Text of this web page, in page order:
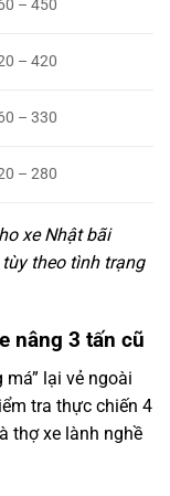
– 450
– 420
– 330
– 280
xe Nhật bãi
theo tình trạng
nâng 3 tấn cũ
lại vẻ ngoài
tra thực chiến 4
thợ xe lành nghề